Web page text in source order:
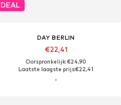
DEAL
DAY BERLIN
€22,41
Oorspronkelijk: €24,90
Laatste laagste prijs:€22,41